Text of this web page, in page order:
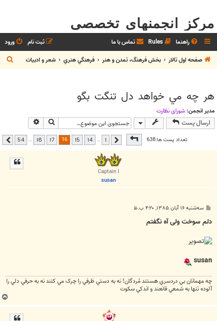
مرکز انجمنهای تخصصی
راهنما Rules تماس با ما ورود
ثبت نام
صفحه اول تالار
بخش فرهنگ، تمدن و هنر فرهنگي هنري شعر و ادبيات
ج
س
هر چه مي خواهد دل تنگت بگو
مدیر انجمن: شوراي نظارت
ارسال پست جستجو
تعداد پست ها:638صفحه16 از54 قبلی …
14
15
16
17
18
…
54 بعدی
Captain I
susan
پ
ت
سه‌شنبه ۱۶ آبان ۱۳۸۵, ۴:۲۰ ب.ظ
دلم سوخت ولی آه نگفتم
susan
چه مهمانان بي دردسري هستند مُردگان! نه به دستي ظرفي را چرک مي کنند نه به حرفي دلي را
آلوده تنها به شمعي قانعند و اندکي سکوت
ب
ا